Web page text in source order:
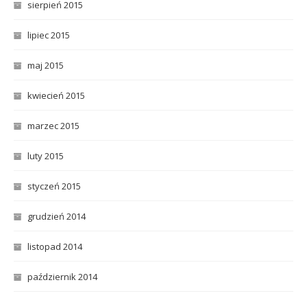
sierpień 2015
lipiec 2015
maj 2015
kwiecień 2015
marzec 2015
luty 2015
styczeń 2015
grudzień 2014
listopad 2014
październik 2014